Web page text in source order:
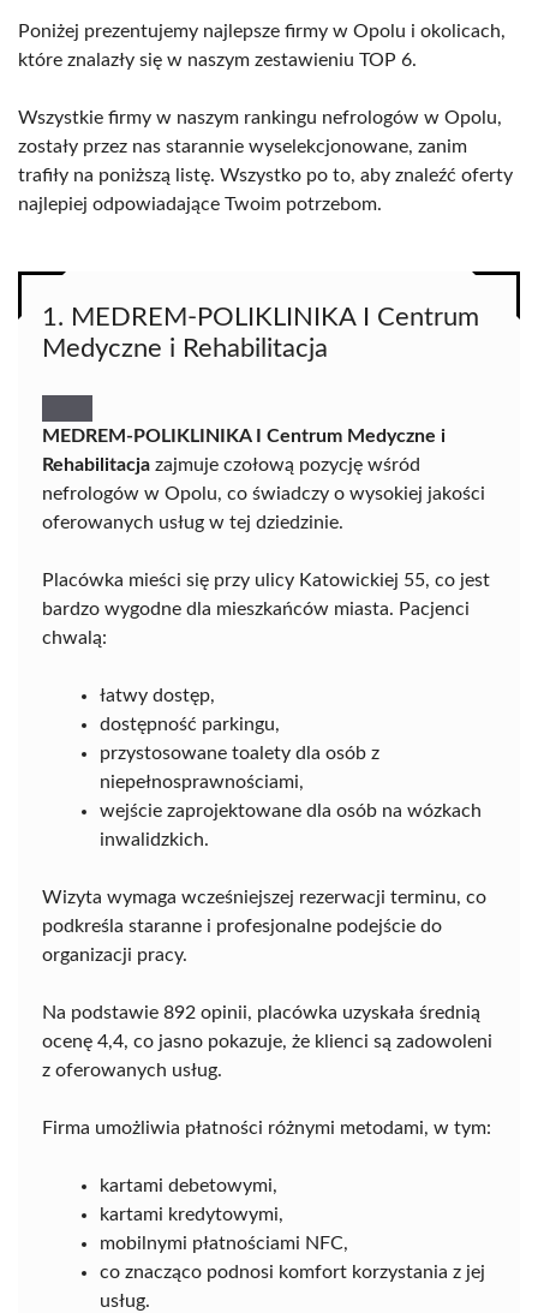
Poniżej prezentujemy najlepsze firmy w Opolu i okolicach,
które znalazły się w naszym zestawieniu TOP 6.
Wszystkie firmy w naszym rankingu nefrologów w Opolu,
zostały przez nas starannie wyselekcjonowane, zanim
trafiły na poniższą listę. Wszystko po to, aby znaleźć oferty
najlepiej odpowiadające Twoim potrzebom.
1. MEDREM-POLIKLINIKA I Centrum
Medyczne i Rehabilitacja
MEDREM-POLIKLINIKA I Centrum Medyczne i
Rehabilitacja zajmuje czołową pozycję wśród
nefrologów w Opolu, co świadczy o wysokiej jakości
oferowanych usług w tej dziedzinie.
Placówka mieści się przy ulicy Katowickiej 55, co jest
bardzo wygodne dla mieszkańców miasta. Pacjenci
chwalą:
łatwy dostęp,
dostępność parkingu,
przystosowane toalety dla osób z
niepełnosprawnościami,
wejście zaprojektowane dla osób na wózkach
inwalidzkich.
Wizyta wymaga wcześniejszej rezerwacji terminu, co
podkreśla staranne i profesjonalne podejście do
organizacji pracy.
Na podstawie 892 opinii, placówka uzyskała średnią
ocenę 4,4, co jasno pokazuje, że klienci są zadowoleni
z oferowanych usług.
Firma umożliwia płatności różnymi metodami, w tym:
kartami debetowymi,
kartami kredytowymi,
mobilnymi płatnościami NFC,
co znacząco podnosi komfort korzystania z jej
usług.